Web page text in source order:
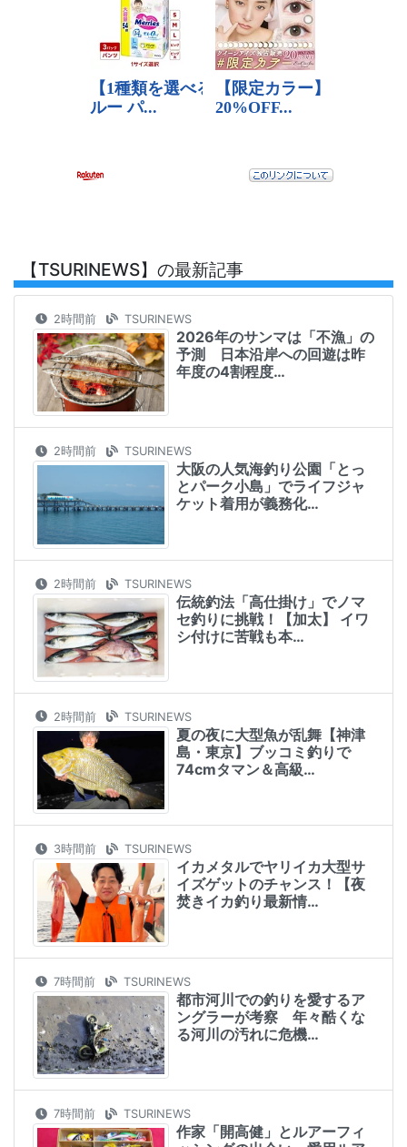
【TSURINEWS】の最新記事
2時間前 TSURINEWS
2026年のサンマは「不漁」の
予測 日本沿岸への回遊は昨
年度の4割程度…
2時間前 TSURINEWS
大阪の人気海釣り公園「とっ
とパーク小島」でライフジャ
ケット着用が義務化…
2時間前 TSURINEWS
伝統釣法「高仕掛け」でノマ
セ釣りに挑戦！【加太】 イワ
シ付けに苦戦も本…
2時間前 TSURINEWS
夏の夜に大型魚が乱舞【神津
島・東京】ブッコミ釣りで
74cmタマン＆高級…
3時間前 TSURINEWS
イカメタルでヤリイカ大型サ
イズゲットのチャンス！【夜
焚きイカ釣り最新情…
7時間前 TSURINEWS
都市河川での釣りを愛するア
ングラーが考察 年々酷くな
る河川の汚れに危機…
7時間前 TSURINEWS
作家「開高健」とルアーフィ